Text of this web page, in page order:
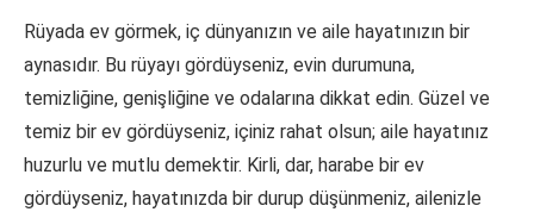
Rüyada ev görmek, iç dünyanızın ve aile hayatınızın bir
aynasıdır. Bu rüyayı gördüyseniz, evin durumuna,
temizliğine, genişliğine ve odalarına dikkat edin. Güzel ve
temiz bir ev gördüyseniz, içiniz rahat olsun; aile hayatınız
huzurlu ve mutlu demektir. Kirli, dar, harabe bir ev
gördüyseniz, hayatınızda bir durup düşünmeniz, ailenizle